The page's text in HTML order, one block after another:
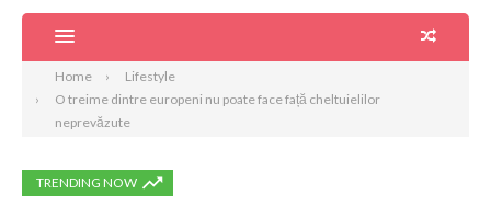
Home
Lifestyle
O treime dintre europeni nu poate face față cheltuielilor
neprevăzute
TRENDING NOW